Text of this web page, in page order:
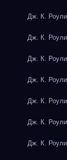
Дж. К.
Дж. К.
Дж. К.
Дж. К.
Дж. К.
Дж. К.
Дж. К.